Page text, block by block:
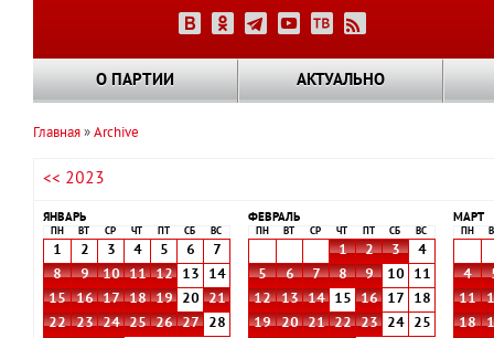
О ПАРТИИ АКТУАЛЬНО
навигации
Главная Archive
<< 2023
ЯНВАРЬ
ПН ВТ СР ЧТ СБ ВС
1 2 3 4 5 6
7
8
9 10 11 12 13
14
15
16 17 18 19 20
21
22
23 24 25 26 27
28
ФЕВРАЛЬ
ПН ВТ СР ЧТ СБ ВС
1 2 3
4
5
6 7 8 9 10
11
12
13 14 15 16 17
18
19
20 21 22 23 24
25
МАРТ
ПН
4
11
18